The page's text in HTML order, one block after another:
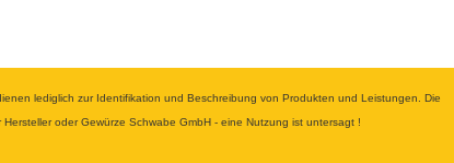
lediglich zur Identifikation und Beschreibung von Produkten und Leistungen. Die
oder Gewürze Schwabe GmbH - eine Nutzung ist untersagt !